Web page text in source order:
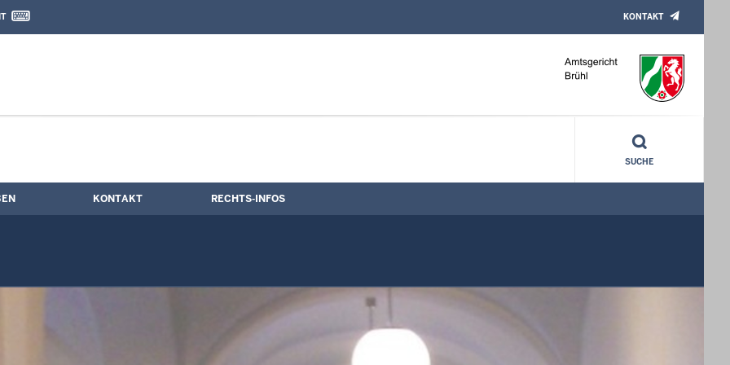
Kontaktformular
KONTAKT
SUCHE
KONTAKT RECHTS-INFOS